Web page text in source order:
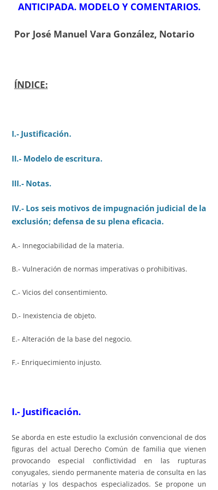
ANTICIPADA. MODELO Y COMENTARIOS.
Por José Manuel Vara González, Notario
ÍNDICE:
I.- Justificación.
II.- Modelo de escritura.
III.- Notas.
IV.- Los seis motivos de impugnación judicial de la
exclusión; defensa de su plena eficacia.
A.- Innegociabilidad de la materia.
B.- Vulneración de normas imperativas o prohibitivas.
C.- Vicios del consentimiento.
D.- Inexistencia de objeto.
E.- Alteración de la base del negocio.
F.- Enriquecimiento injusto.
I.- Justificación.
Se aborda en este estudio la exclusión convencional de dos
figuras del actual Derecho Común de familia que vienen
provocando especial conflictividad en las rupturas
conyugales, siendo permanente materia de consulta en las
notarías y los despachos especializados. Se propone un